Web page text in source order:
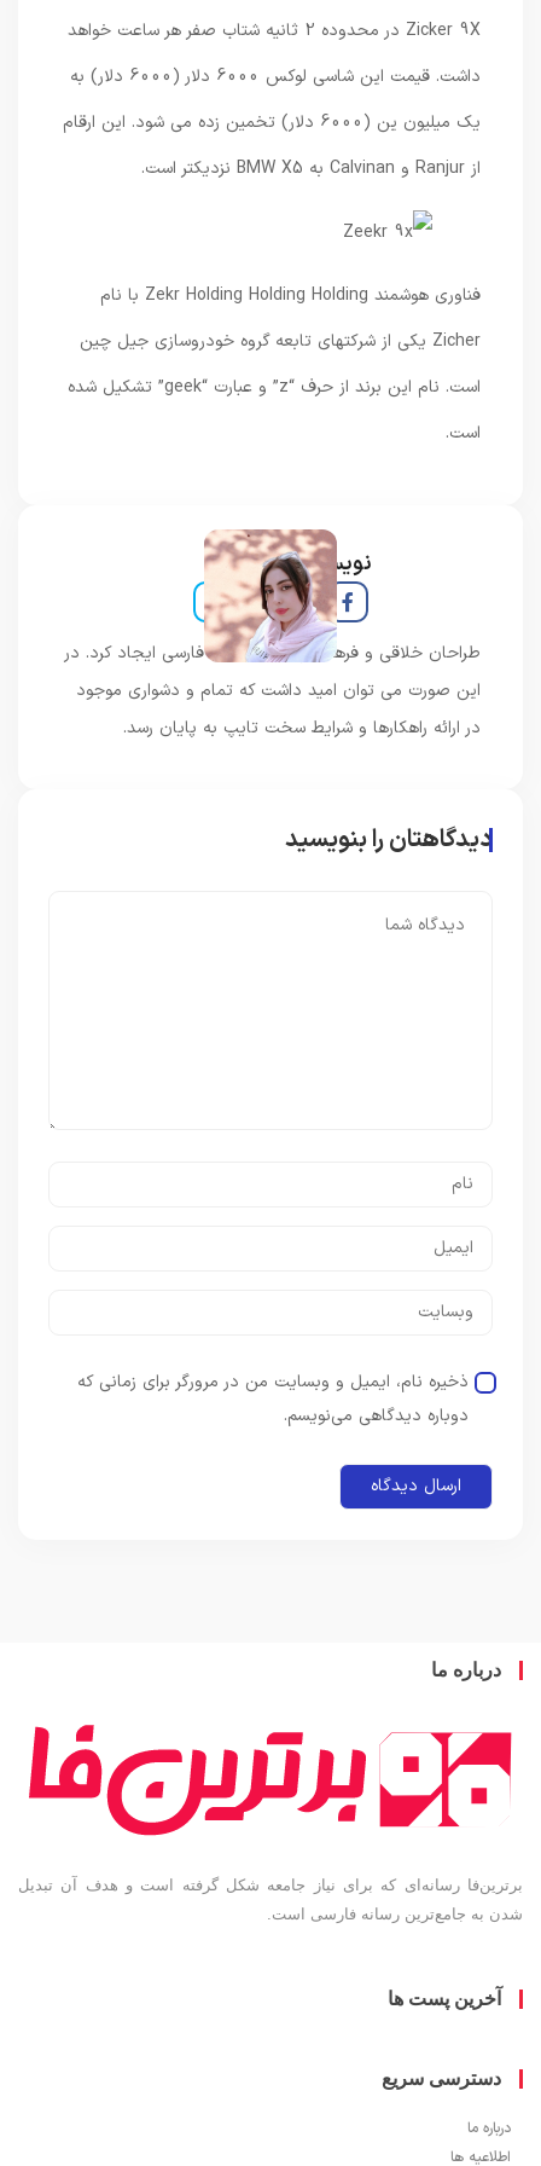
Zicker 9X در محدوده 2 ثانیه شتاب صفر هر ساعت خواهد
داشت. قیمت این شاسی لوکس 6000 دلار (6000 دلار) به
یک میلیون ین (6000 دلار) تخمین زده می شود. این ارقام
فناوری هوشمند Zekr Holding Holding Holding با نام
Zicher یکی از شرکتهای تابعه گروه خودروسازی جیل چین
است. نام این برند از حرف “z” و عبارت “geek” تشکیل شده
نویسنده و خبرنگار
طراحان خلاقی و فرهنگ پیشرو در زبان فارسی ایجاد کرد. در
این صورت می توان امید داشت که تمام و دشواری موجود
در ارائه راهکارها و شرایط سخت تایپ به پایان رسد.
دیدگاهتان را بنویسید
ذخیره نام، ایمیل و وبسایت من در مرورگر برای زمانی که
دوباره دیدگاهی می‌نویسم.
ما
رسانه‌ای که برای نیاز جامعه شکل گرفته است و هدف آن تبدیل
جامع‌ترین رسانه فارسی است.
پست ها
سریع
ها